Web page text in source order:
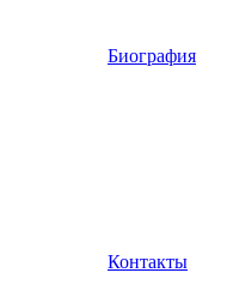
Биография
Контакты